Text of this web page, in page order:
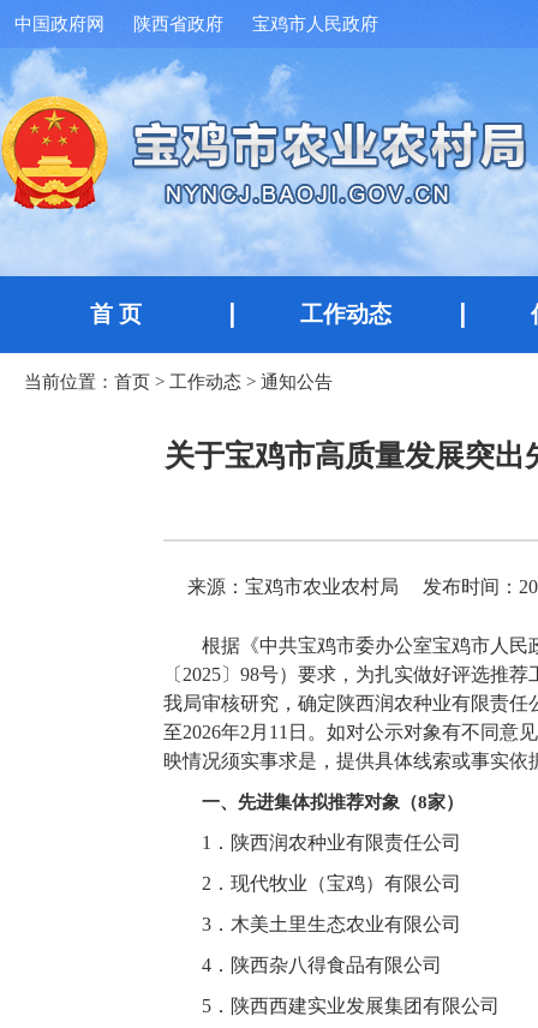
中国政府网 陕西省政府 宝鸡市人民政府
首 页 工作动态
当前位置： 首页 > 工作动态 > 通知公告
关于宝鸡市高质量发展突
来源：宝鸡市农业农村局 发布时间：
根据《中共宝鸡市委办公室宝鸡市人
〔2025〕98号）要求，为扎实做好评选推
我局审核研究，确定陕西润农种业有限责任
至2026年2月11日。如对公示对象有不同意
映情况须实事求是，提供具体线索或事实依
一、先进集体拟推荐对象（8家）
1．陕西润农种业有限责任公司
2．现代牧业（宝鸡）有限公司
3．木美土里生态农业有限公司
4．陕西杂八得食品有限公司
5．陕西西建实业发展集团有限公司